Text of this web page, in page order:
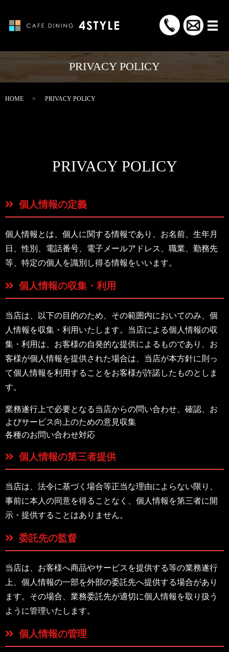
メ
PRIVACY POLICY
HOME PRIVACY POLICY
PRIVACY POLICY
個人情報の定義
個人情報とは、個人に関する情報であり、お名前、生年月
日、性別、電話番号、電子メールアドレス、職業、勤務先
等、特定の個人を識別し得る情報をいいます。
個人情報の収集・利用
当店は、以下の目的のため、その範囲内においてのみ、個
人情報を収集・利用いたします。当店による個人情報の収
集・利用は、お客様の自発的な提供によるものであり、お
客様が個人情報を提供された場合は、当店が本方針に則っ
て個人情報を利用することをお客様が許諾したものとしま
す。
業務遂行上で必要となる当店からの問い合わせ、確認、お
よびサービス向上のための意見収集
各種のお問い合わせ対応
個人情報の第三者提供
当店は、法令に基づく場合等正当な理由によらない限り、
事前に本人の同意を得ることなく、個人情報を第三者に開
示・提供することはありません。
委託先の監督
当店は、お客様へ商品やサービスを提供する等の業務遂行
上、個人情報の一部を外部の委託先へ提供する場合があり
ます。その場合、業務委託先が適切に個人情報を取り扱う
ように管理いたします。
個人情報の管理